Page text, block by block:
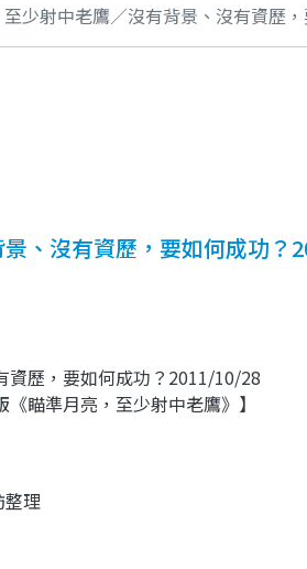
少射中老鷹／沒有背景、沒有資歷
、沒有資歷，要如何成功？
資歷，要如何成功？2011/10/28
瞄準月亮，至少射中老鷹》】
理